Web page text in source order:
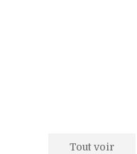
Tout voir